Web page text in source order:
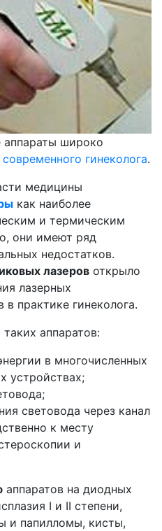
аппараты широко
гинеколога.
медицины
как наиболее
и термическим
они имеют ряд
недостатков.
лазеров открыло
лазерных
в практике гинеколога.
аппаратов:
в многочисленных
устройствах;
световода через канал
к месту
и
аппаратов на диодных
I и II степени,
и папилломы, кисты,